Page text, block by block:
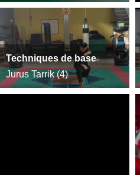
Techniques de base
Jurus Tarrik (4)